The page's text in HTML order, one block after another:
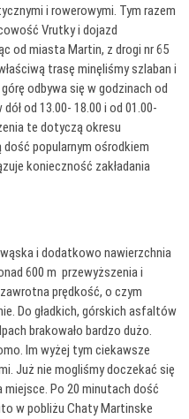
i rowerowymi. Tym razem
Vrutky i dojazd
od miasta Martin, z drogi nr 65
trasę minęliśmy szlaban i
odbywa się w godzinach od
od 13.00- 18.00 i od 01.00-
te dotyczą okresu
popularnym ośrodkiem
konieczność zakładania
i dodatkowo nawierzchnia
600 m przewyższenia i
prędkość, o czym
Do gładkich, górskich asfaltów
brakowało bardzo dużo.
Im wyżej tym ciekawsze
Już nie mogliśmy doczekać się
Po 20 minutach dość
w pobliżu Chaty Martinske